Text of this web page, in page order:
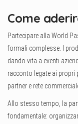
Come
Partecipare alla World
formali complesse. I
dando vita a eventi
racconto legate ai propri
partner e rete
Allo stesso tempo, la
fondamentale: